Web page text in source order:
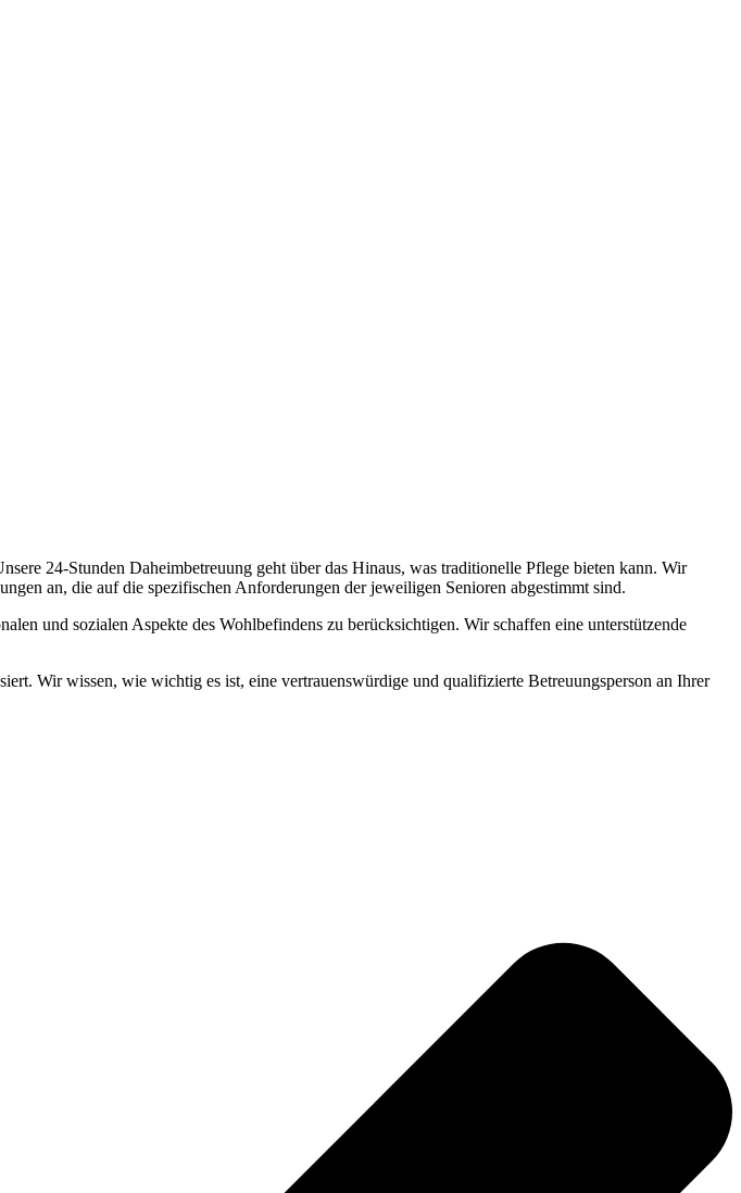
24-Stunden Daheimbetreuung geht über das Hinaus, was traditionelle Pflege bieten kann. Wir
an, die auf die spezifischen Anforderungen der jeweiligen Senioren abgestimmt sind.
und sozialen Aspekte des Wohlbefindens zu berücksichtigen. Wir schaffen eine unterstützende
Wir wissen, wie wichtig es ist, eine vertrauenswürdige und qualifizierte Betreuungsperson an Ihrer